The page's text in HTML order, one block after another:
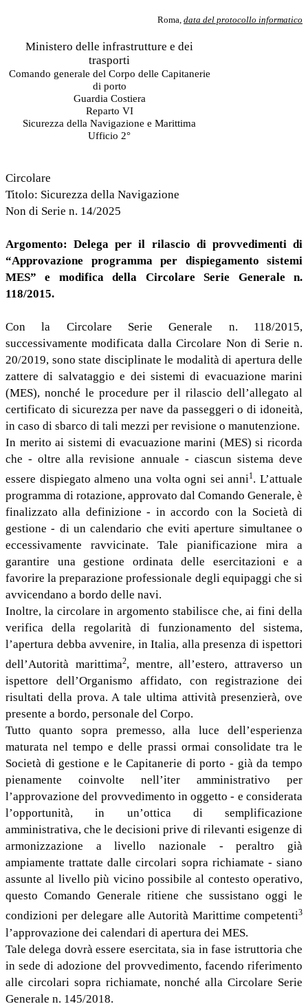
Roma, data del protocollo informatico
Ministero delle infrastrutture e dei
trasporti
Comando generale del Corpo delle Capitanerie
di porto
Guardia Costiera
Reparto VI
Sicurezza della Navigazione e Marittima
Ufficio 2°
Circolare
Titolo: Sicurezza della Navigazione
Non di Serie n. 14/2025
Argomento: Delega per il rilascio di provvedimenti di
“Approvazione programma per dispiegamento sistemi
MES” e modifica della Circolare Serie Generale n.
118/2015.
Con la Circolare Serie Generale n. 118/2015,
successivamente modificata dalla Circolare Non di Serie n.
20/2019, sono state disciplinate le modalità di apertura delle
zattere di salvataggio e dei sistemi di evacuazione marini
(MES), nonché le procedure per il rilascio dell’allegato al
certificato di sicurezza per nave da passeggeri o di idoneità,
in caso di sbarco di tali mezzi per revisione o manutenzione.
In merito ai sistemi di evacuazione marini (MES) si ricorda
che - oltre alla revisione annuale - ciascun sistema deve
essere dispiegato almeno una volta ogni sei anni1 . L’attuale
programma di rotazione, approvato dal Comando Generale, è
finalizzato alla definizione - in accordo con la Società di
gestione - di un calendario che eviti aperture simultanee o
eccessivamente ravvicinate. Tale pianificazione mira a
garantire una gestione ordinata delle esercitazioni e a
favorire la preparazione professionale degli equipaggi che si
avvicendano a bordo delle navi.
Inoltre, la circolare in argomento stabilisce che, ai fini della
verifica della regolarità di funzionamento del sistema,
l’apertura debba avvenire, in Italia, alla presenza di ispettori
dell’Autorità marittima2, mentre, all’estero, attraverso un
ispettore dell’Organismo affidato, con registrazione dei
risultati della prova. A tale ultima attività presenzierà, ove
presente a bordo, personale del Corpo.
Tutto quanto sopra premesso, alla luce dell’esperienza
maturata nel tempo e delle prassi ormai consolidate tra le
Società di gestione e le Capitanerie di porto - già da tempo
pienamente coinvolte nell’iter amministrativo per
l’approvazione del provvedimento in oggetto - e considerata
l’opportunità, in un’ottica di semplificazione
amministrativa, che le decisioni prive di rilevanti esigenze di
armonizzazione a livello nazionale - peraltro già
ampiamente trattate dalle circolari sopra richiamate - siano
assunte al livello più vicino possibile al contesto operativo,
questo Comando Generale ritiene che sussistano oggi le
condizioni per delegare alle Autorità Marittime competenti3
l’approvazione dei calendari di apertura dei MES.
Tale delega dovrà essere esercitata, sia in fase istruttoria che
in sede di adozione del provvedimento, facendo riferimento
alle circolari sopra richiamate, nonché alla Circolare Serie
Generale n. 145/2018.